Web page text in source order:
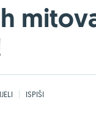
ISPIŠI